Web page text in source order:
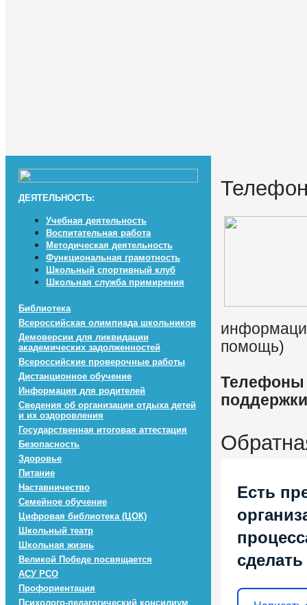
ДЕЯТЕЛЬНОСТЬ:
Учебная деятельность
Воспитательная работа
Методическая деятельность
Функциональная грамотность
Школьный спортивный клуб
Школьная служба примирения
Библиотека
Всероссийская олимпиада школьников
Демоверсии для ликвидации
академических задолженностей
Всероссийские проверочные работы
Дистанционное обучение
Информация для родителей
Сведения об организации отдыха детей
и их оздоровления
Государственная итоговая аттестация
Безопасность
Здоровье
Питание
Наставничество
Семейное обучение
Цифровая библиотека (ЦОК)
Школьный театр
Школьная жизнь
Великой Победе посвящается
АСУ РСО
Профориентация
Психолого-педагогический консилиум
помощь)
Телефоны
поддержки
Есть